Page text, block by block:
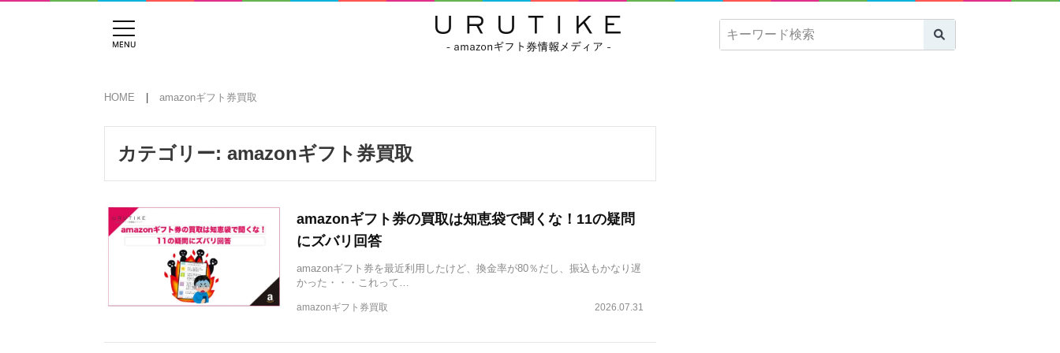
HOME amazonギフト券買取
カテゴリー: amazonギフト券買取
amazonギフト券の買取は知恵袋で聞くな！11の疑問
にズバリ回答
amazonギフト券を最近利用したけど、換金率が80％だし、振込もかなり遅
かった・・・これって…
2026.07.31
amazonギフト券買取